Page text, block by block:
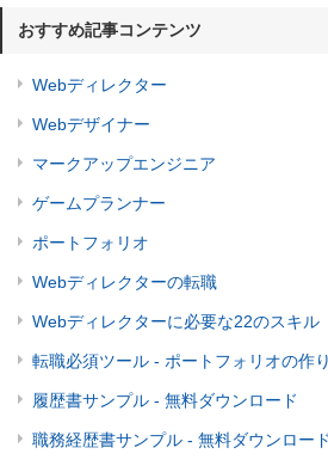
おすすめ記事コンテンツ
Webディレクター
Webデザイナー
マークアップエンジニア
ゲームプランナー
ポートフォリオ
Webディレクターの転職
Webディレクターに必要な22のスキル
転職必須ツール - ポートフォリオの作
履歴書サンプル - 無料ダウンロード
職務経歴書サンプル - 無料ダウンロード